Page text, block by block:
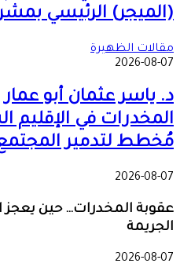
(الميجر) الرئيسي
مقالات الظهيرة
2026-08-07
د. ياسر عثمان أبو
المخدرات في الإقليم
مُخطط لتدمير
2026-08-07
عقوبة المخدرات… حين يعجز
الجريمة
2026-08-07